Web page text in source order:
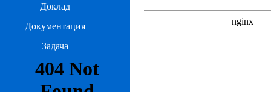
Доклад
Документация
Задача